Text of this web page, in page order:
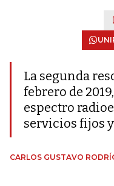
La segunda
febrero de
espectro
servicios fijos
CARLOS GUSTAVO